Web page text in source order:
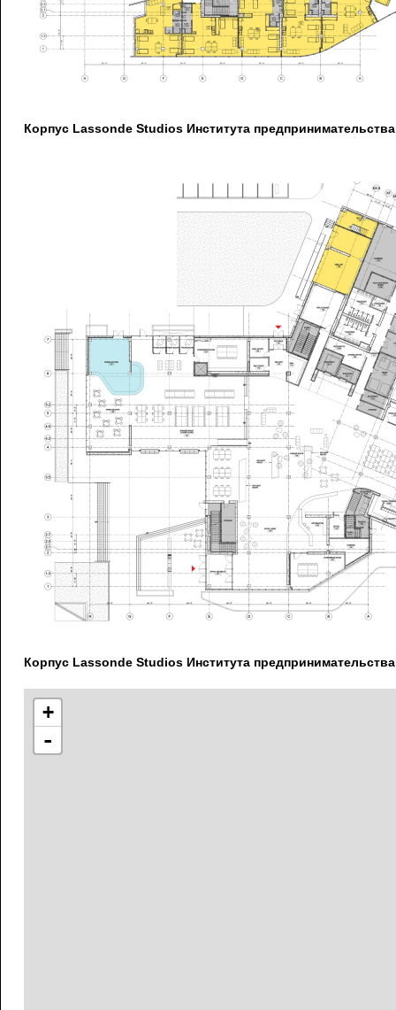
Корпус Lassonde Studios Института
Корпус Lassonde Studios Института
+
-